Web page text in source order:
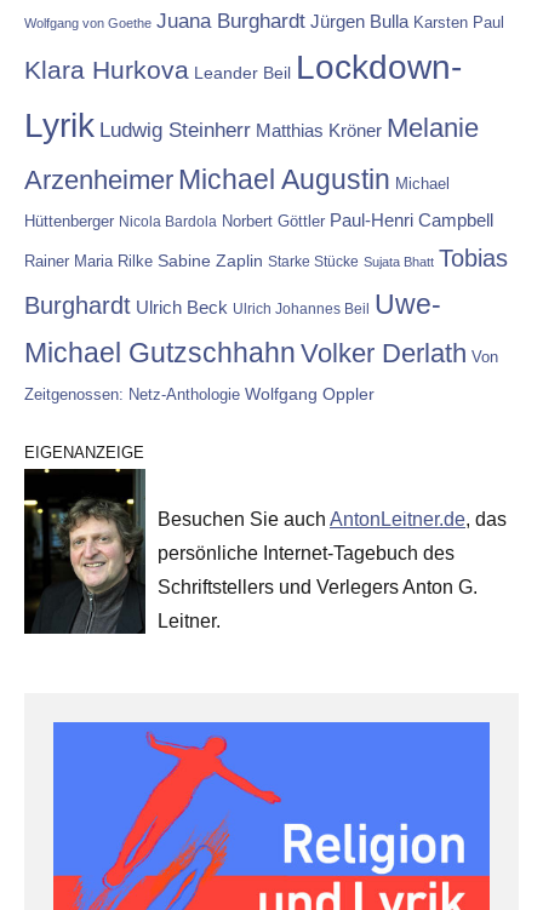
Wolfgang von Goethe Juana Burghardt Jürgen Bulla Karsten Paul
Klara Hurkova Leander Beil Lockdown-
Lyrik Ludwig Steinherr Matthias Kröner Melanie
Arzenheimer Michael Augustin Michael
Hüttenberger Nicola Bardola Norbert Göttler Paul-Henri Campbell
Rainer Maria Rilke Sabine Zaplin Starke Stücke Sujata Bhatt Tobias
Burghardt Ulrich Beck Ulrich Johannes Beil Uwe-
Michael Gutzschhahn Volker Derlath Von
Zeitgenossen: Netz-Anthologie Wolfgang Oppler
EIGENANZEIGE
Besuchen Sie auch AntonLeitner.de, das
persönliche Internet-Tagebuch des
Schriftstellers und Verlegers Anton G.
Leitner.